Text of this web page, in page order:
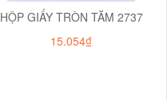
HỘP GIẤY TRÒN TĂM 2737
15.054₫